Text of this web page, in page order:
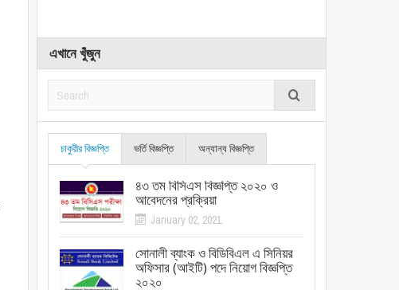
এখানে খুঁজুন
চাকুরীর বিজ্ঞপ্তি ভর্তি বিজ্ঞপ্তি অন্যান্য বিজ্ঞপ্তি
৪৩ তম বিসিএস বিজ্ঞপ্তি ২০২০ ও
আবেদনের প্রক্রিয়া
January 02, 2021
সোনালী ব্যাংক ও বিডিবিএল এ সিনিয়র
অফিসার (আইটি) পদে নিয়োগ বিজ্ঞপ্তি
২০২০